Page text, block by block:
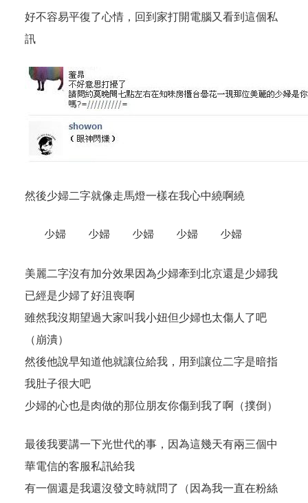
好不容易平復了心情，回到家打開電腦又看到這個私
訊
然後少婦二字就像走馬燈一樣在我心中繞啊繞
少婦 少婦 少婦 少婦 少婦
美麗二字沒有加分效果因為少婦牽到北京還是少婦我
已經是少婦了好沮喪啊
雖然我沒期望過大家叫我小妞但少婦也太傷人了吧
（崩潰）
然後他說早知道他就讓位給我，用到讓位二字是暗指
我肚子很大吧
少婦的心也是肉做的那位朋友你傷到我了啊（撲倒）
最後我要講一下光世代的事，因為這幾天有兩三個中
華電信的客服私訊給我
有一個還是我還沒發文時就問了（因為我一直在粉絲